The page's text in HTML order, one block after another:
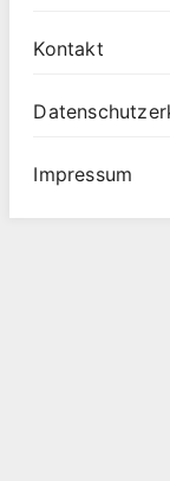
Kontakt
Impressum